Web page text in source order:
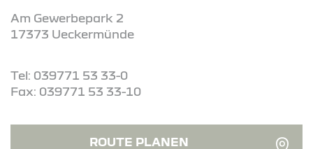
Am Gewerbepark 2
17373 Ueckermünde
Tel: 039771 53 33-0
Fax: 039771 53 33-10
ROUTE PLANEN